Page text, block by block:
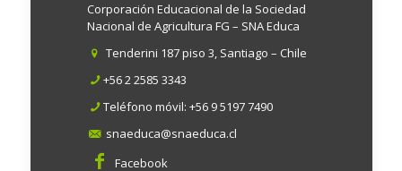
Corporación Educacional de la Sociedad
Nacional de Agricultura FG – SNA Educa
Tenderini 187 piso 3, Santiago – Chile
+56 2 2585 3343
Teléfono móvil: +56 9 5197 7490
snaeduca@snaeduca.cl
Facebook